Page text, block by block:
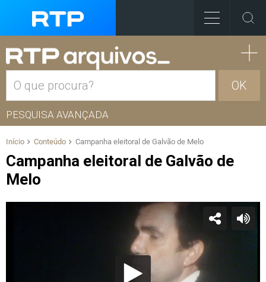
OK
PESQUISA AVANÇADA
Início Conteúdo Campanha eleitoral de Galvão de Melo
Campanha eleitoral de Galvão de
Melo